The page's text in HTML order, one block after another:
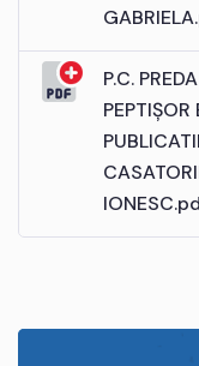
P.C.
PEPTIȘOR